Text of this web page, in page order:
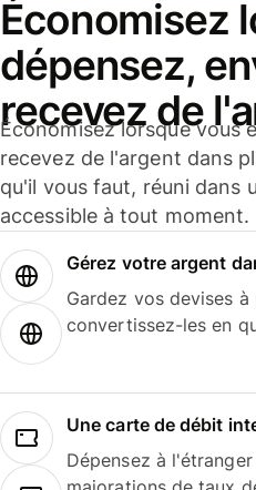
Économisez
dépensez,
recevez de
Économisez lorsque vous
recevez de l'argent dans
qu'il vous faut, réuni dans
accessible à tout moment.
Gérez votre argent
Gardez vos devises
convertissez-les en
Une carte de débit
Dépensez à